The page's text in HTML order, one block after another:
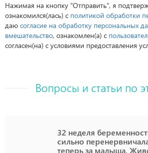
Нажимая на кнопку "Отправить", я
ознакомился(лась) с политикой обработки
даю согласие на обработку персональных
вмешательство, ознакомлен(а) с
согласен(на) с условиями предоставления
Вопросы и статьи по
32 неделя
сильно
теперь за малыша.